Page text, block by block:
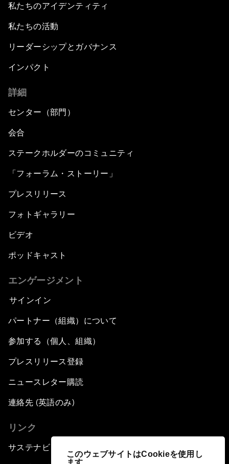
このウェブサイトはCookieを使用し
ます
私たちのアイデンティティ
私たちの活動
リーダーシップとガバナンス
インパクト
詳細
センター（部門）
会合
ステークホルダーのコミュニティ
「フォーラム・ストーリー」
プレスリリース
フォトギャラリー
ビデオ
ポッドキャスト
エンゲージメント
サインイン
パートナー（組織）について
参加する（個人、組織）
プレスリリース登録
ニュースレター購読
連絡先 (英語のみ)
リンク
サステナビリティへの取り組み